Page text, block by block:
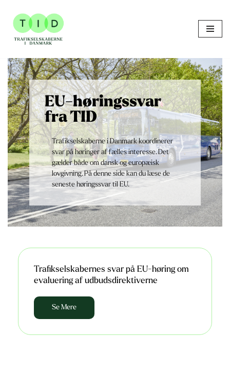
Skip
to
EU-høringssvar
fra TID
Trafikselskaberne i Danmark koordinerer
svar på høringer af fælles interesse. Det
gælder både om dansk og europæisk
lovgivning. På denne side kan du læse de
seneste høringssvar til EU.
Trafikselskabernes svar på EU-høring om
evaluering af udbudsdirektiverne
Se Mere